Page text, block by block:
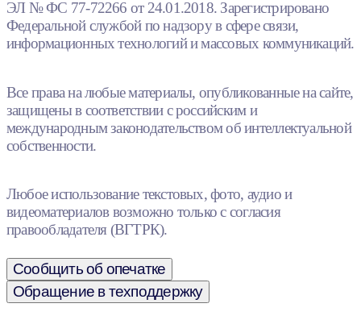
ЭЛ № ФС 77-72266 от 24.01.2018. Зарегистрировано
Федеральной службой по надзору в сфере связи,
информационных технологий и массовых коммуникаций.
Все права на любые материалы, опубликованные на сайте,
защищены в соответствии с российским и
международным законодательством об интеллектуальной
собственности.
Любое использование текстовых, фото, аудио и
видеоматериалов возможно только с согласия
правообладателя (ВГТРК).
Сообщить об опечатке
Обращение в техподдержку